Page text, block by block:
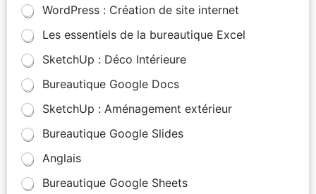
WordPress : Création de site internet
Les essentiels de la bureautique Excel
SketchUp : Déco Intérieure
Bureautique Google Docs
SketchUp : Aménagement extérieur
Bureautique Google Slides
Anglais
Bureautique Google Sheets